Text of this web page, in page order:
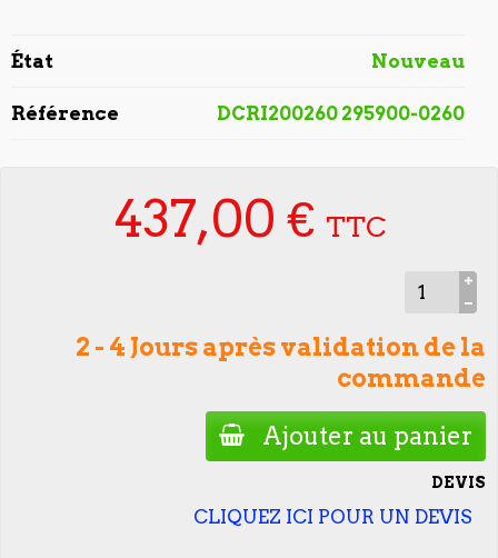
État Nouveau
Référence DCRI200260 295900-0260
437,00 € TTC
2 - 4 Jours après validation de la
commande
Ajouter au panier
DEVIS
CLIQUEZ ICI POUR UN DEVIS